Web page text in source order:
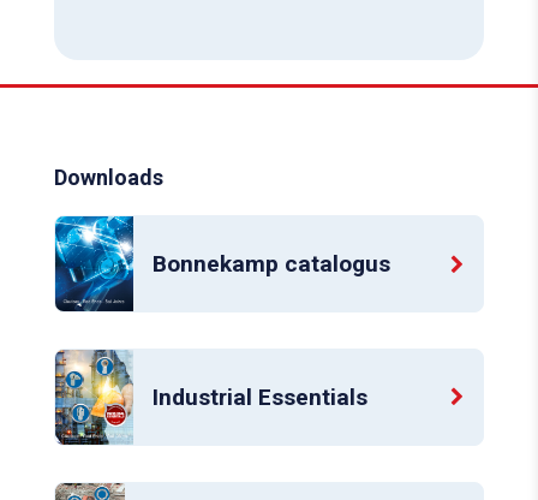
Downloads
Bonnekamp catalogus
Industrial Essentials